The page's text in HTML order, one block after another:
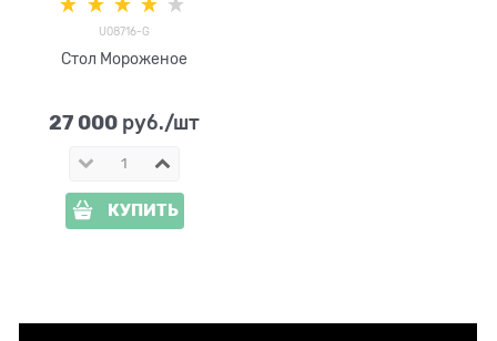
U08716-G
Стол Мороженое
27 000 руб./шт
КУПИТЬ